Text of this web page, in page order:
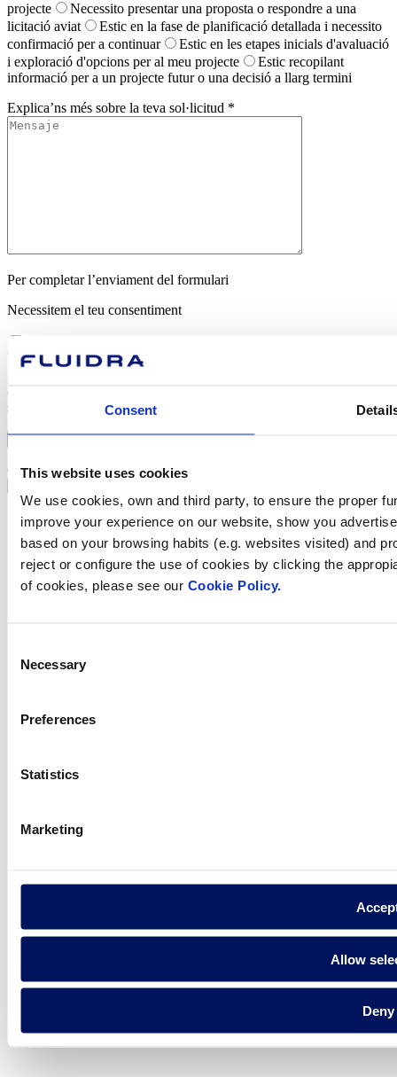
Consent
This website uses cookies
We use cookies, own and third party, to ensure the proper
improve your experience on our website, show you
based on your browsing habits (e.g. websites visited) and
reject or configure the use of cookies by clicking the
of cookies, please see our Cookie Policy.
Selection
Necessary
Preferences
Statistics
Marketing
Allow
Deny
projecte
Necessito presentar una proposta o respondre a una
licitació aviat
Estic en la fase de planificació detallada i necessito
confirmació per a continuar
Estic en les etapes inicials d'avaluació
i exploració d'opcions per al meu projecte
Estic recopilant
informació per a un projecte futur o una decisió a llarg termini
Explica’ns més sobre la teva sol·licitud *
Per completar l’enviament del formulari
Necessitem el teu consentiment
Wellness Division, tal com s’indica a la Política de privacitat.
dono el meu consentiment al tractament de les meves dades segons
s’ha descrit.
Continuar
Sobre Fluidra
Marques
Sala de premsa
Com podem
ajudar-te?
Trobi Fluidra